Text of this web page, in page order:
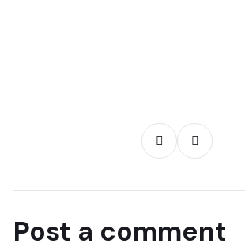
Post a comment